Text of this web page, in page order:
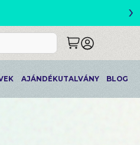
›
AJÁNDÉKUTALVÁNY BLOG